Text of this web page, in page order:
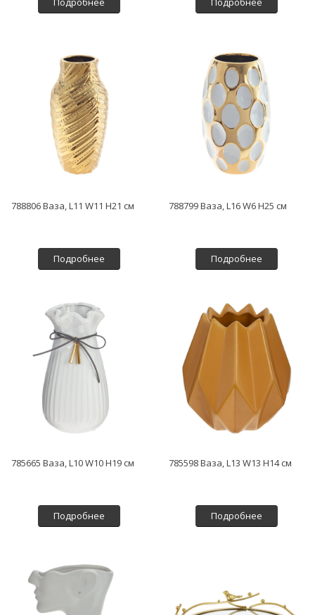
788806 Ваза, L11 W11 H21 см
Подробнее
788799 Ваза, L16 W6 H25 см
Подробнее
785665 Ваза, L10 W10 H19 см
Подробнее
785598 Ваза, L13 W13 H14 см
Подробнее